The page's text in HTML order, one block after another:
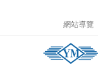
網站導覽